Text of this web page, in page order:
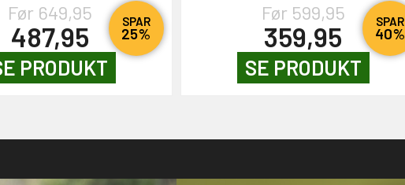
SPAR
25%
Før 649,95
487,95
PRODUKT
SPAR
40%
Før 599,95
359,95
SE PRODUKT